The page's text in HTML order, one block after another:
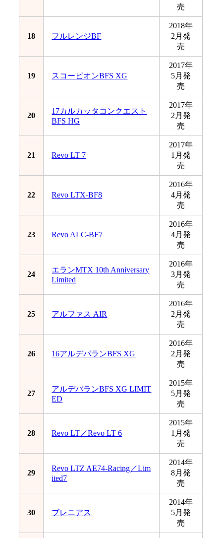
売
18 フルレンジBF
2018年
2月発
売
19 スコーピオンBFS XG
2017年
5月発
売
20
17カルカッタコンクエスト
BFS HG
2017年
2月発
売
21 Revo LT 7
2017年
1月発
売
22 Revo LTX-BF8
2016年
4月発
売
23 Revo ALC-BF7
2016年
4月発
売
24
エランMTX 10th Anniversary
Limited
2016年
3月発
売
25 アルファス AIR
2016年
2月発
売
26 16アルデバランBFS XG
2016年
2月発
売
27
アルデバランBFS XG LIMIT
ED
2015年
5月発
売
28 Revo LT／Revo LT 6
2015年
1月発
売
29
Revo LTZ AE74-Racing／Lim
ited7
2014年
8月発
売
30 ブレニアス
2014年
5月発
売